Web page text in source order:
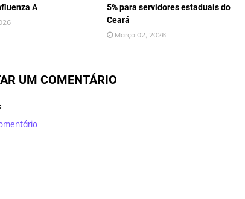
A
5% para servidores estaduais do
Ceará
Março 02, 2026
UM COMENTÁRIO